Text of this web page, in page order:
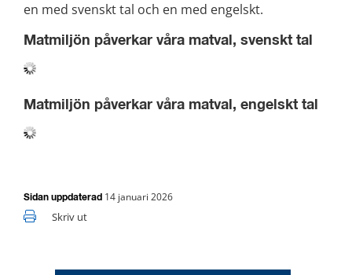
en med svenskt tal och en med engelskt.
Matmiljön påverkar våra matval, svenskt tal
Matmiljön påverkar våra matval, engelskt tal
Sidan uppdaterad 14 januari 2026
Skriv ut